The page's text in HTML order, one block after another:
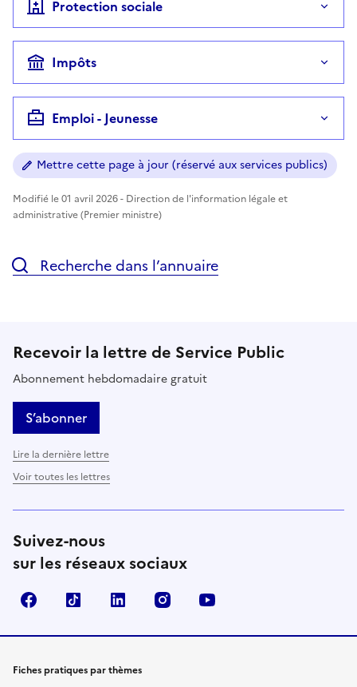
Protection sociale
Impôts
Emploi - Jeunesse
Mettre cette page à jour (réservé aux services publics)
Modifié le 01 avril 2026 - Direction de l'information légale et
administrative (Premier ministre)
Recherche dans l’annuaire
Recevoir la lettre de Service Public
Abonnement hebdomadaire gratuit
S’abonner
Lire la dernière lettre
Voir toutes les lettres
Suivez-nous
sur les réseaux sociaux
FacebookTikTok LinkedIn Instagram
Fiches pratiques par thèmes